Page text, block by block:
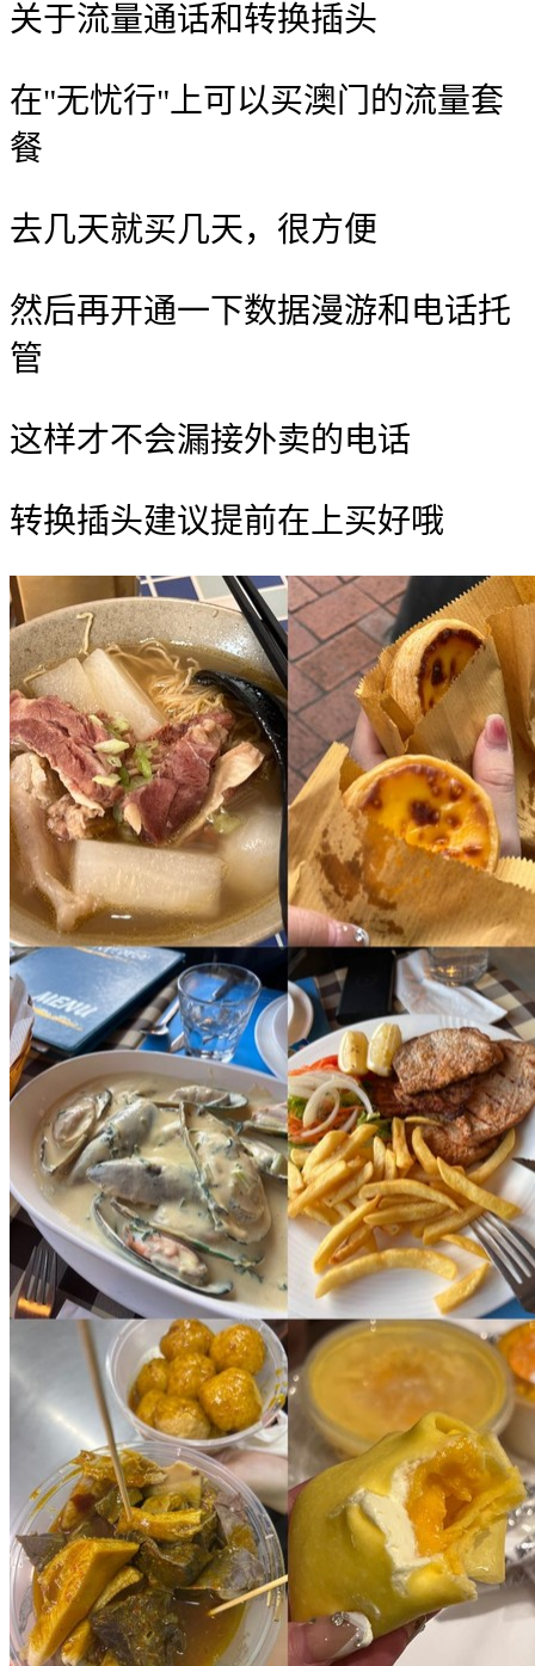
关于流量通话和转换插头
在"无忧行"上可以买澳门的流量套
餐
去几天就买几天，很方便
然后再开通一下数据漫游和电话托
管
这样才不会漏接外卖的电话
转换插头建议提前在 上买好哦